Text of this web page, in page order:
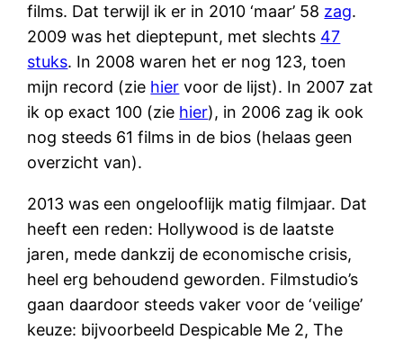
films. Dat terwijl ik er in 2010 ‘maar’ 58 zag.
2009 was het dieptepunt, met slechts 47
stuks. In 2008 waren het er nog 123, toen
mijn record (zie hier voor de lijst). In 2007 zat
ik op exact 100 (zie hier), in 2006 zag ik ook
nog steeds 61 films in de bios (helaas geen
overzicht van).
2013 was een ongelooflijk matig filmjaar. Dat
heeft een reden: Hollywood is de laatste
jaren, mede dankzij de economische crisis,
heel erg behoudend geworden. Filmstudio’s
gaan daardoor steeds vaker voor de ‘veilige’
keuze: bijvoorbeeld Despicable Me 2, The